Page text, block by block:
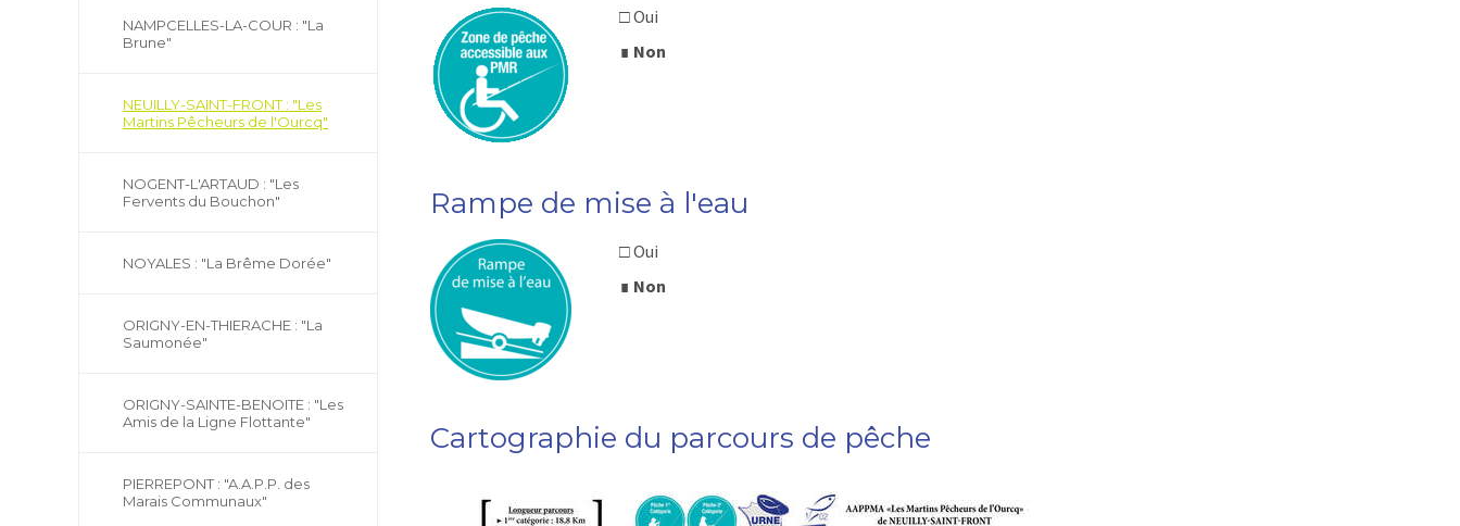
NAMPCELLES-LA-COUR : "La
Brune"
NEUILLY-SAINT-FRONT : "Les
Martins Pêcheurs de l'Ourcq"
NOGENT-L'ARTAUD : "Les
Fervents du Bouchon"
NOYALES : "La Brême Dorée"
ORIGNY-EN-THIERACHE : "La
Saumonée"
ORIGNY-SAINTE-BENOITE : "Les
Amis de la Ligne Flottante"
PIERREPONT : "A.A.P.P. des
Marais Communaux"
□ Oui
∎ Non
Rampe de mise à l'eau
□ Oui
∎ Non
Cartographie du parcours de pêche